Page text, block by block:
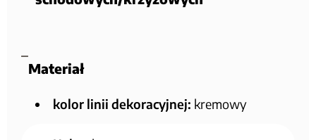
Materiał
kolor linii dekoracyjnej: kremowy